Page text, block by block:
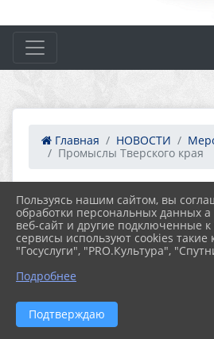
Главная НОВОСТИ
Промыслы Тверского края
18.06.2026 13:07
ПРОМЫСЛЫ
Пользуясь нашим сайтом, вы
обработки персональных данных
веб-сайт и другие подключенные к
сервисы используют cookies такие
"Госуслуги", "PRO.Культура",
Подробнее
Подтверждаю